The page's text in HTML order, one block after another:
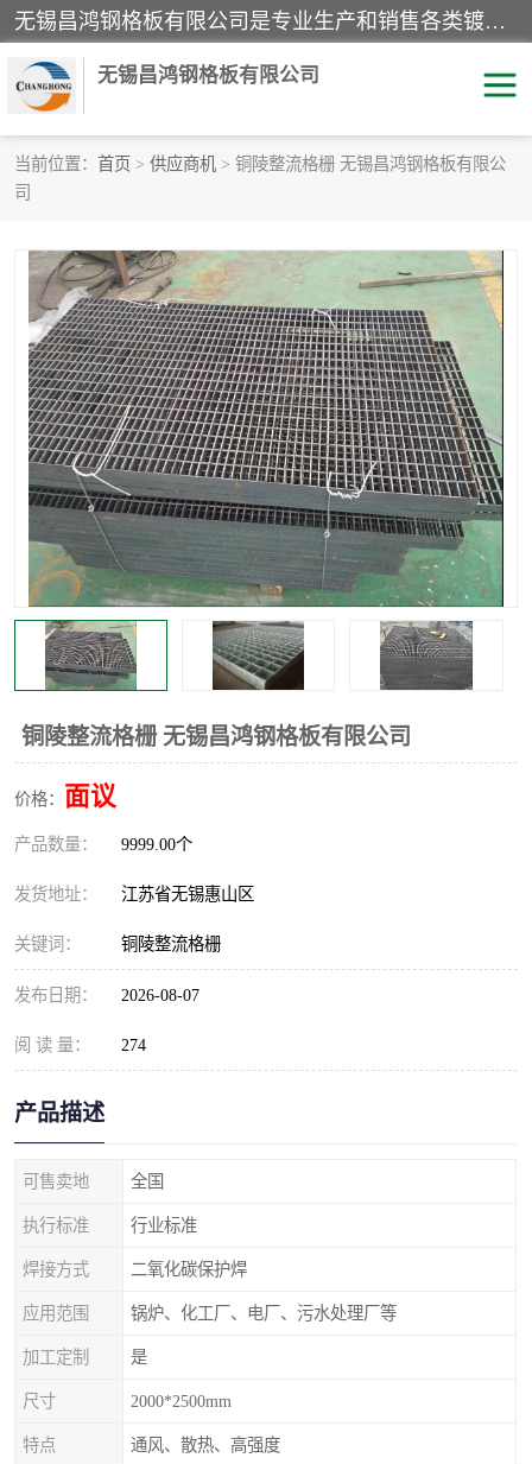
无锡昌鸿钢格板有限公司是专业生产和销售各类镀锌钢格板、镀锌钢格栅、不锈钢钢格及其相关产品的现代化企业。公司产品广泛运用于石油、化工、港口、电力、运输、造纸、医药、钢铁、食品、市政、房地产、制造业等各个领域。
无锡昌鸿钢格板有限公司
当前位置： 首页 > 供应商机 > 铜陵整流格栅 无锡昌鸿钢格板有限公
司
铜陵整流格栅 无锡昌鸿钢格板有限公司
价格： 面议
产品数量： 9999.00个
发货地址： 江苏省无锡惠山区
关键词： 铜陵整流格栅
发布日期： 2026-08-07
阅 读 量： 274
产品描述
可售卖地 全国
执行标准 行业标准
焊接方式 二氧化碳保护焊
应用范围 锅炉、化工厂、电厂、污水处理厂等
加工定制 是
尺寸 2000*2500mm
特点 通风、散热、高强度
踏步板 水沟盖板
栏杆 钢格栅
齿形钢格板 钢格板
热镀锌钢格板 复合钢格板
钢格栅踏步板 插接钢格板
整流格栅